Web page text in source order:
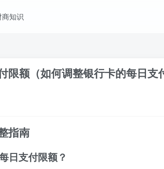
知识
限额（如何调整银行卡的每日支
指南
日支付限额？